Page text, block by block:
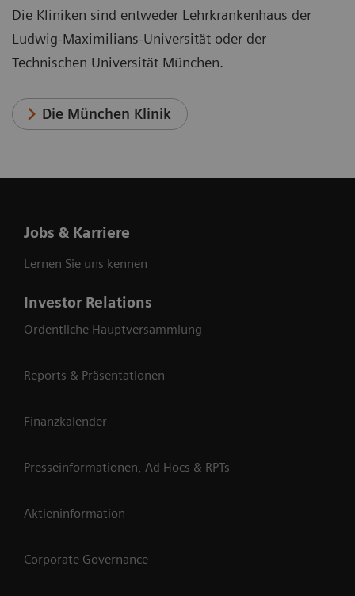
Die Kliniken sind entweder Lehrkrankenhaus der
Ludwig-Maximilians-Universität oder der
Technischen Universität München.
Die München Klinik
Jobs & Karriere
Lernen Sie uns kennen
Investor Relations
Ordentliche Hauptversammlung
Reports & Präsentationen
Finanzkalender
Presseinformationen, Ad Hocs & RPTs
Aktieninformation
Corporate Governance